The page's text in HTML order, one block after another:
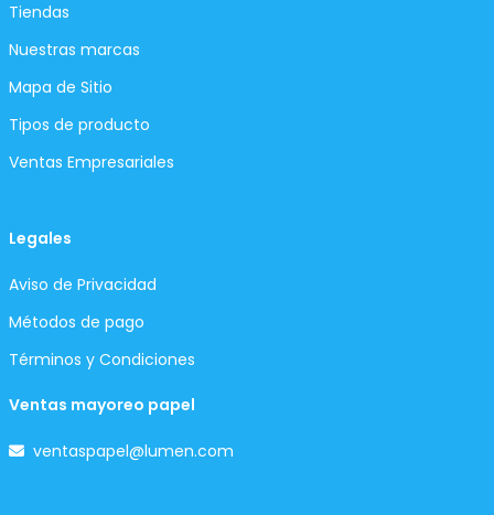
Tiendas
Nuestras marcas
Mapa de Sitio
Tipos de producto
Ventas Empresariales
Legales
Aviso de Privacidad
Métodos de pago
Términos y Condiciones
Ventas mayoreo papel
ventaspapel@lumen.com